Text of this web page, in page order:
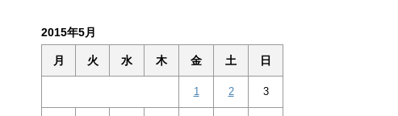
2015年5月
月 火 水 木 金 土 日
1 2 3